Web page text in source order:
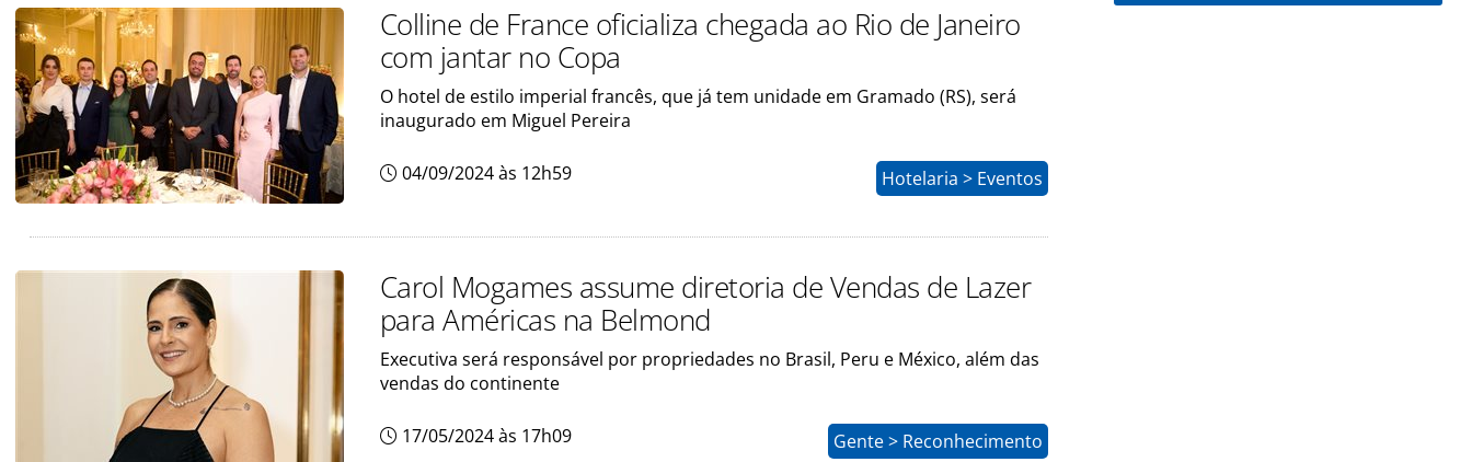
Colline de France oficializa chegada ao Rio de Janeiro
com jantar no Copa
O hotel de estilo imperial francês, que já tem unidade em Gramado (RS), será
inaugurado em Miguel Pereira
04/09/2024 às 12h59 Hotelaria > Eventos
Carol Mogames assume diretoria de Vendas de Lazer
para Américas na Belmond
Executiva será responsável por propriedades no Brasil, Peru e México, além das
vendas do continente
17/05/2024 às 17h09 Gente > Reconhecimento